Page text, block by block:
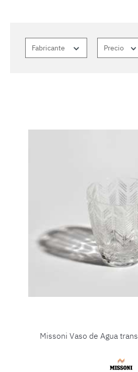
Fabricante Precio
Missoni Vaso de Agua